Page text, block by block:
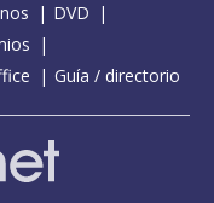
DVD
Guía / directorio